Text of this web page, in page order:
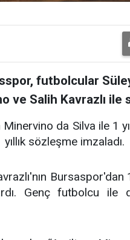
futbolcular
ve Salih Kavrazlı ile
da Silva ile 1
sözleşme imzaladı.
Bursaspor'dan
Genç futbolcu ile